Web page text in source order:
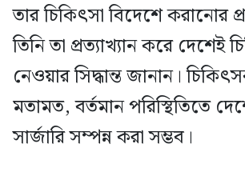
তার চিকিৎসা বিদেশে করানোর
তিনি তা প্রত্যাখ্যান করে দেশেই
নেওয়ার সিদ্ধান্ত জানান।
মতামত, বর্তমান পরিস্থিতিতে
সার্জারি সম্পন্ন করা সম্ভব।